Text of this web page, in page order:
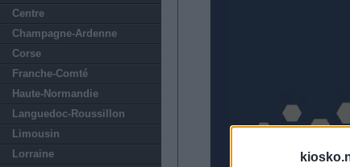
Centre
Champagne-Ardenne
Corse
Franche-Comté
Haute-Normandie
Languedoc-Roussillon
Limousin
Lorraine